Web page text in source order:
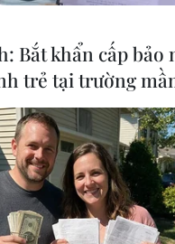
Bắt khẩn cấp bảo
trẻ tại trường